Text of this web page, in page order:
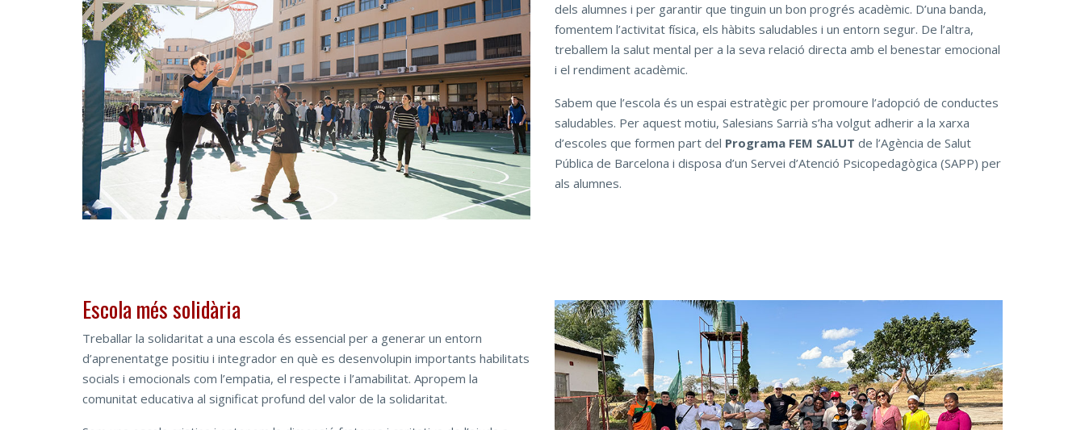
dels alumnes i per garantir que tinguin un bon progrés acadèmic. D’una banda,
fomentem l’activitat física, els hàbits saludables i un entorn segur. De l’altra,
treballem la salut mental per a la seva relació directa amb el benestar emocional
i el rendiment acadèmic.
Sabem que l’escola és un espai estratègic per promoure l’adopció de conductes
saludables. Per aquest motiu, Salesians Sarrià s’ha volgut adherir a la xarxa
d’escoles que formen part del Programa FEM SALUT de l’Agència de Salut
Pública de Barcelona i disposa d’un Servei d’Atenció Psicopedagògica (SAPP) per
als alumnes.
Escola més solidària
Treballar la solidaritat a una escola és essencial per a generar un entorn
d’aprenentatge positiu i integrador en què es desenvolupin importants habilitats
socials i emocionals com l’empatia, el respecte i l’amabilitat. Apropem la
comunitat educativa al significat profund del valor de la solidaritat.